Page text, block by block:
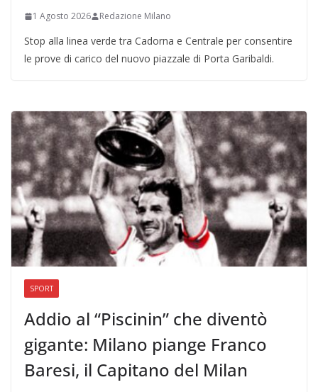
1 Agosto 2026 Redazione Milano
Stop alla linea verde tra Cadorna e Centrale per consentire
le prove di carico del nuovo piazzale di Porta Garibaldi.
SPORT
Addio al “Piscinin” che diventò
gigante: Milano piange Franco
Baresi, il Capitano del Milan